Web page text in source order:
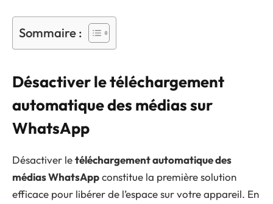
Sommaire :
Désactiver le téléchargement
automatique des médias sur
WhatsApp
Désactiver letéléchargement automatique des
médias WhatsAppconstitue la première solution
efficace pour libérer de l’espace sur votre appareil. En